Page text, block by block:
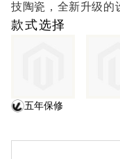
技陶瓷，全新升级的
瑞士雷达表别具一格
款式选择
五年保修